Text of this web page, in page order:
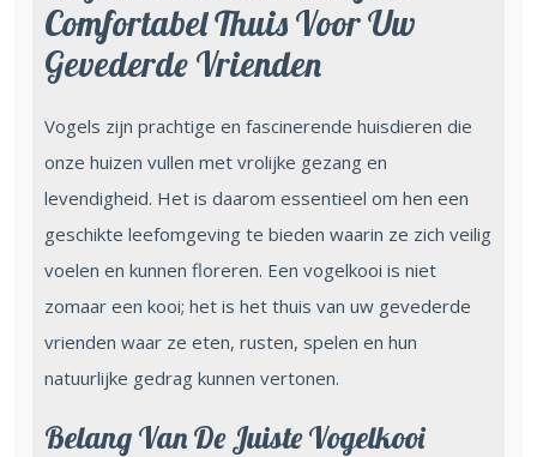
Comfortabel Thuis Voor Uw
Gevederde Vrienden
Vogels zijn prachtige en fascinerende huisdieren die
onze huizen vullen met vrolijke gezang en
levendigheid. Het is daarom essentieel om hen een
geschikte leefomgeving te bieden waarin ze zich veilig
voelen en kunnen floreren. Een vogelkooi is niet
zomaar een kooi; het is het thuis van uw gevederde
vrienden waar ze eten, rusten, spelen en hun
natuurlijke gedrag kunnen vertonen.
Belang Van De Juiste Vogelkooi